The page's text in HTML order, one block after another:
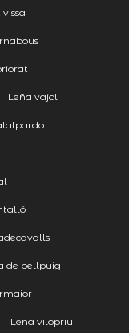
Leña vajol
de bellpuig
Leña vilopriu